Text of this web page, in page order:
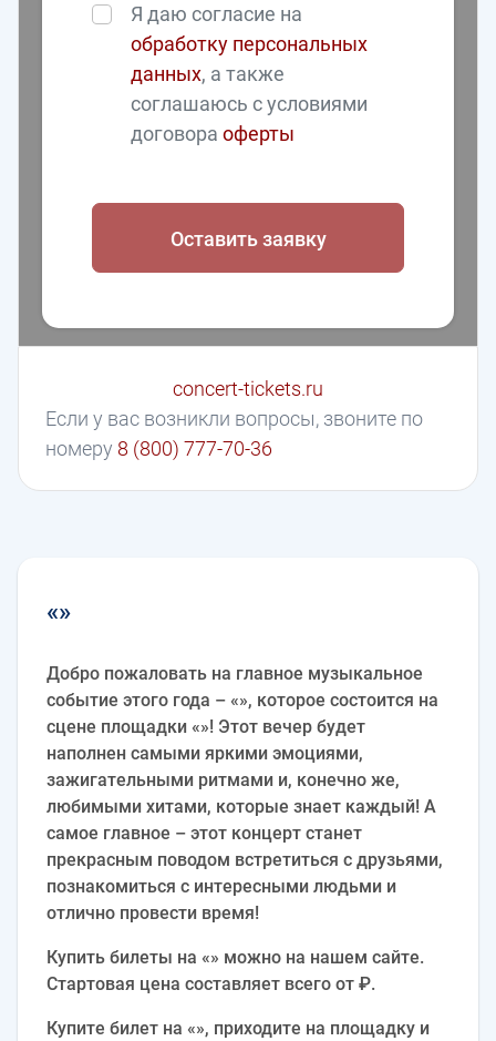
Я даю согласие на
обработку персональных
данных, а также
соглашаюсь с условиями
договораоферты
Оставить заявку
Если у вас возникли вопросы, звоните по
номеру 8 (800) 777-70-36
concert-tickets.ru
«»
Добро пожаловать на главное музыкальное
событие этого года – «», которое состоится на
сцене площадки «»! Этот вечер будет
наполнен самыми яркими эмоциями,
зажигательными ритмами и, конечно же,
любимыми хитами, которые знает каждый! А
самое главное – этот концерт станет
прекрасным поводом встретиться с друзьями,
познакомиться с интересными людьми и
отлично провести время!
Купить билеты на «» можно на нашем сайте.
Стартовая цена составляет всего от ₽.
Купите билет на «», приходите на площадку и